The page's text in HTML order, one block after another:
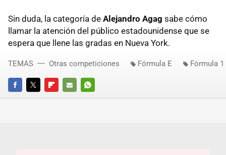
Sin duda, la categoría de Alejandro Agag sabe cómo
llamar la atención del público estadounidense que se
espera que llene las gradas en Nueva York.
FACEBOOKTWITTERFLIPBOARD
E-
WHATSAPP
TEMAS Otras competiciones Fórmula E Fórmula 1